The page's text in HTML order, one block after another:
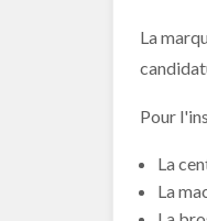
La
Pour
La
La